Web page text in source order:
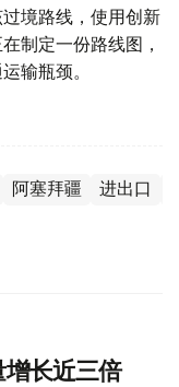
境路线，使用创新
制定一份路线图，
输瓶颈。
阿塞拜疆 进出口
长近三倍